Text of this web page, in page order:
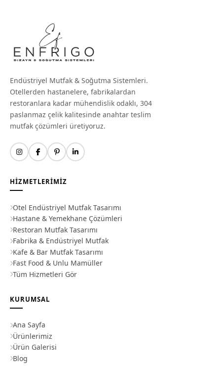
Endüstriyel Mutfak & Soğutma Sistemleri.
Otellerden hastanelere, fabrikalardan
restoranlara kadar mühendislik odaklı, 304
paslanmaz çelik kalitesinde anahtar teslim
mutfak çözümleri üretiyoruz.
HIZMETLERIMIZ
Otel Endüstriyel Mutfak Tasarımı
Hastane & Yemekhane Çözümleri
Restoran Mutfak Tasarımı
Fabrika & Endüstriyel Mutfak
Kafe & Bar Mutfak Tasarımı
Fast Food & Unlu Mamüller
Tüm Hizmetleri Gör
KURUMSAL
Ana Sayfa
Ürünlerimiz
Ürün Galerisi
Blog